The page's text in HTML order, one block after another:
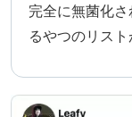
完全に無菌化
るやつのリスト